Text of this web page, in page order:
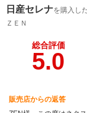
日産セレナを購入し
ＺＥＮ
総合評価
5.0
販売店からの返答